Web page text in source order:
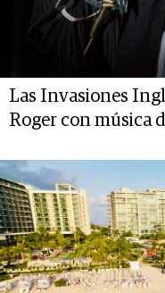
Las Invasiones
Roger con música